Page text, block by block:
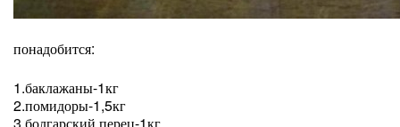
понадобится:
1.баклажаны-1кг
2.помидоры-1,5кг